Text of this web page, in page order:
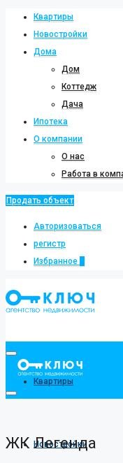
Квартиры
Новостройки
Дома
Дом
Коттедж
Дача
Ипотека
О компании
О нас
Работа в
Продать объект
Авторизоваться
регистр
Избранное
Квартиры
Новостройки
ЖК Легенда